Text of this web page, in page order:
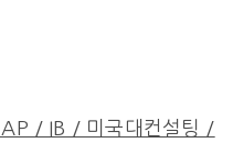
/ IB / 미국대컨설팅 /